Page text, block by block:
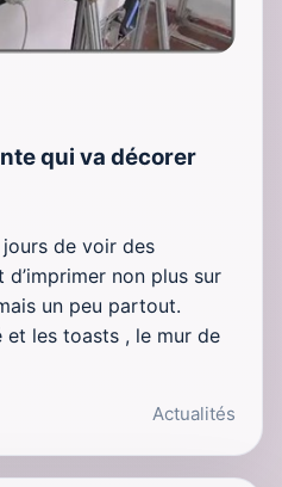
qui va décorer
jours de voir des
non plus sur
un peu partout.
et les toasts , le mur de
Actualités